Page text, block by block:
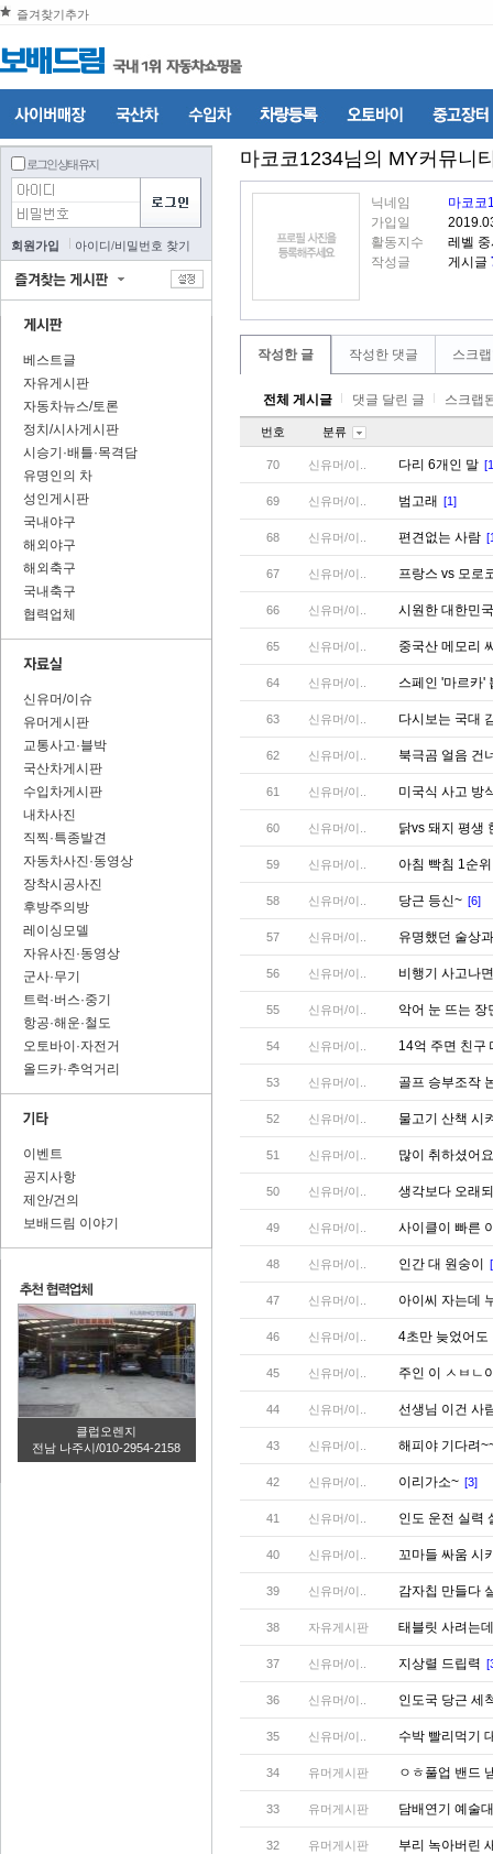
즐겨찾기추가
로그인 상태 유지
회원가입 아이디/비밀번호 찾기
베스트글
자유게시판
자동차뉴스/토론
정치/시사게시판
시승기·배틀·목격담
유명인의 차
성인게시판
국내야구
해외야구
해외축구
국내축구
협력업체
신유머/이슈
유머게시판
교통사고·블박
국산차게시판
수입차게시판
내차사진
직찍·특종발견
자동차사진·동영상
장착시공사진
후방주의방
레이싱모델
자유사진·동영상
군사·무기
트럭·버스·중기
항공·해운·철도
오토바이·자전거
올드카·추억거리
이벤트
공지사항
제안/건의
보배드림 이야기
클럽오렌지
전남 나주시/010-2954-2158
마코코1234님의 MY커뮤니
닉네임
마코코
가입일
활동지수
레벨
작성글
게시글
작성한 글 작성한 댓글 스크
전체 게시글 댓글 달린 글 스크랩
번호 분류
70 신유머/이.. 다리 6개인 말
69 신유머/이.. 범고래 [1]
68 신유머/이.. 편견없는 사람
67 신유머/이.. 프랑스 vs 모로
66 신유머/이.. 시원한 대한민
65 신유머/이.. 중국산 메모리
64 신유머/이.. 스페인 '마르카'
63 신유머/이.. 다시보는 국대
62 신유머/이.. 북극곰 얼음 건
61 신유머/이.. 미국식 사고 방
60 신유머/이.. 닭vs 돼지 평생
59 신유머/이.. 아침 빡침 1순
58 신유머/이.. 당근 등신~ [6]
57 신유머/이.. 유명했던 술상
56 신유머/이.. 비행기 사고나
55 신유머/이.. 악어 눈 뜨는 장
54 신유머/이.. 14억 주면 친구
53 신유머/이.. 골프 승부조작
52 신유머/이.. 물고기 산책 시
51 신유머/이.. 많이 취하셨어
50 신유머/이.. 생각보다 오래
49 신유머/이.. 사이클이 빠른
48 신유머/이.. 인간 대 원숭이
47 신유머/이.. 아이씨 자는데
46 신유머/이.. 4초만 늦었어
45 신유머/이.. 주인 이 ㅅㅂㄴ
44 신유머/이.. 선생님 이건 사
43 신유머/이.. 해피야 기다려
42 신유머/이.. 이리가소~ [3]
41 신유머/이.. 인도 운전 실력
40 신유머/이.. 꼬마들 싸움 시
39 신유머/이.. 감자칩 만들다
38 자유게시판 태블릿 사려는
37 신유머/이.. 지상렬 드립력
36 신유머/이.. 인도국 당근 세
35 신유머/이.. 수박 빨리먹기
34 유머게시판 ㅇㅎ풀업 밴드
33 유머게시판 담배연기 예술
32 유머게시판 부리 녹아버린